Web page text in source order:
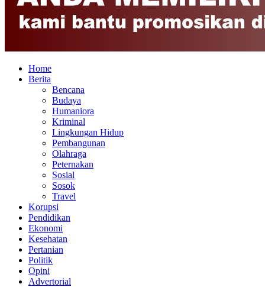
Home
Berita
Bencana
Budaya
Humaniora
Kriminal
Lingkungan Hidup
Pembangunan
Olahraga
Peternakan
Sosial
Sosok
Travel
Korupsi
Pendidikan
Ekonomi
Kesehatan
Pertanian
Politik
Opini
Advertorial